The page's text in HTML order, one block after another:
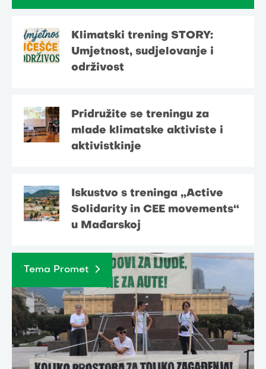
Klimatski trening STORY:
Umjetnost, sudjelovanje i
održivost
Pridružite se treningu za
mlade klimatske aktiviste i
aktivistkinje
Iskustvo s treninga „Active
Solidarity in CEE movements“
u Mađarskoj
Tema Promet